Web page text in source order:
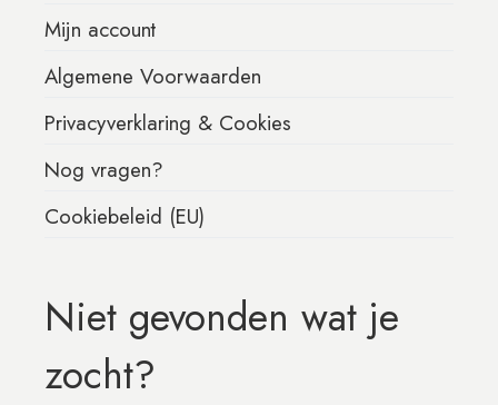
Mijn account
Algemene Voorwaarden
Privacyverklaring & Cookies
Nog vragen?
Cookiebeleid (EU)
Niet gevonden wat je
zocht?